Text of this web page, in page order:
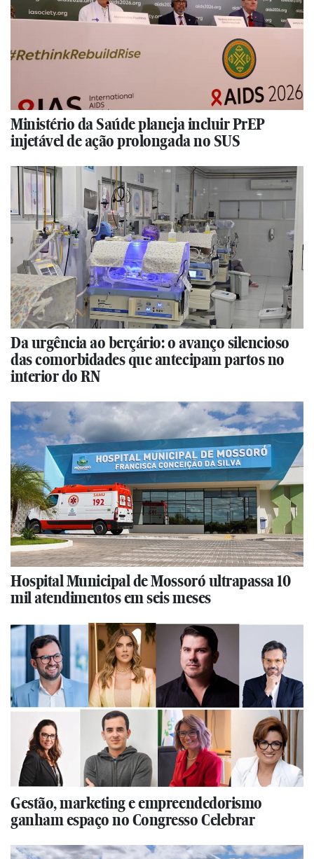
Ministério da Saúde planeja incluir PrEP
injetável de ação prolongada no SUS
Da urgência ao berçário: o avanço silencioso
das comorbidades que antecipam partos no
interior do RN
Hospital Municipal de Mossoró ultrapassa 10
mil atendimentos em seis meses
Gestão, marketing e empreendedorismo
ganham espaço no Congresso Celebrar